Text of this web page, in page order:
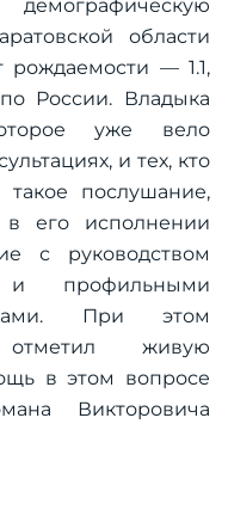
области
— 1.1,
России. Владыка
уже вело
и тех, кто
послушание,
в его исполнении
с руководством
и профильными
При этом
живую
в этом вопросе
Викторовича